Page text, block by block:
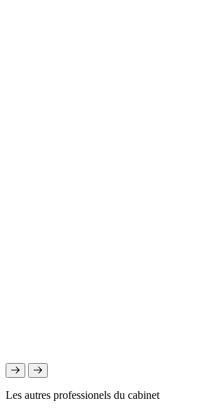
Les autres professionels du cabinet